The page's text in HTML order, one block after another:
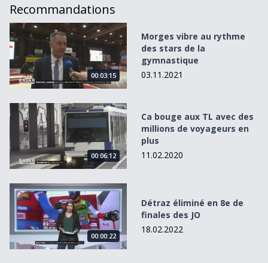
Recommandations
Morges vibre au rythme des stars de la gymnastique
00:03:15
Morges vibre au rythme
des stars de la
gymnastique
03.11.2021
Ca bouge aux TL avec des millions de voyageurs en plus
00:06:12
Ca bouge aux TL avec des
millions de voyageurs en
plus
11.02.2020
Détraz éliminé en 8e de finales des JO
00:00:22
Détraz éliminé en 8e de
finales des JO
18.02.2022